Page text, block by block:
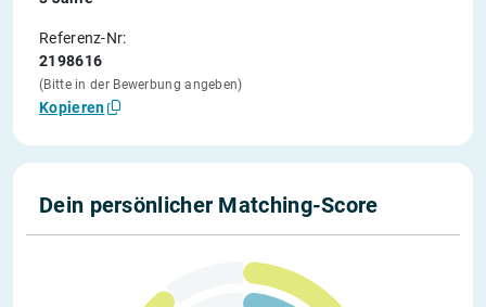
Referenz-Nr:
2198616
(Bitte in der Bewerbung angeben)
Kopieren
Dein persönlicher Matching-Score